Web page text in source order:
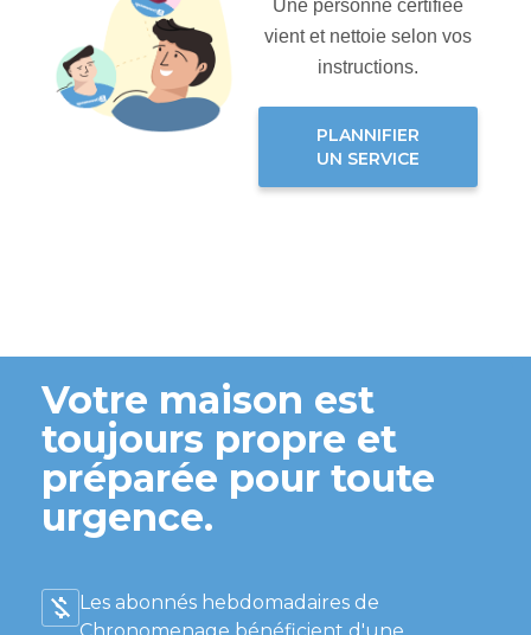
Une personne certifiée
vient et nettoie selon vos
instructions.
PLANNIFIER
UN SERVICE
Votre maison est
toujours propre et
préparée pour toute
urgence.
Les abonnés hebdomadaires de
Chronomenage bénéficient d'une